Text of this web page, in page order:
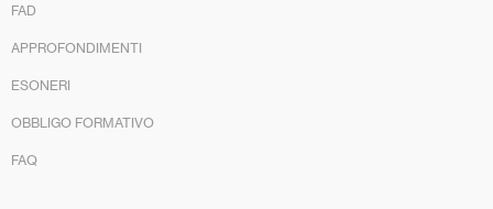
FAD
APPROFONDIMENTI
ESONERI
OBBLIGO FORMATIVO
FAQ